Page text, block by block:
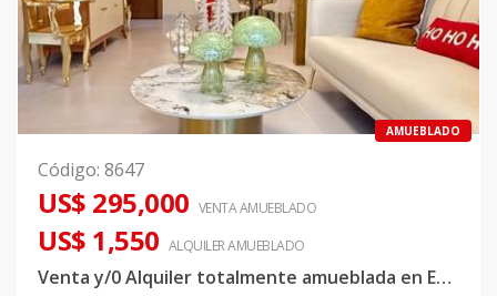
AMUEBLADO
Código: 8647
US$ 295,000 VENTA AMUEBLADO
US$ 1,550 ALQUILERAMUEBLADO
Venta y/0 Alquiler totalmente amueblada en Evaristo Morales